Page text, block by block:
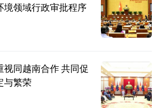
境领域行政审批程序
同越南合作 共同促
与繁荣